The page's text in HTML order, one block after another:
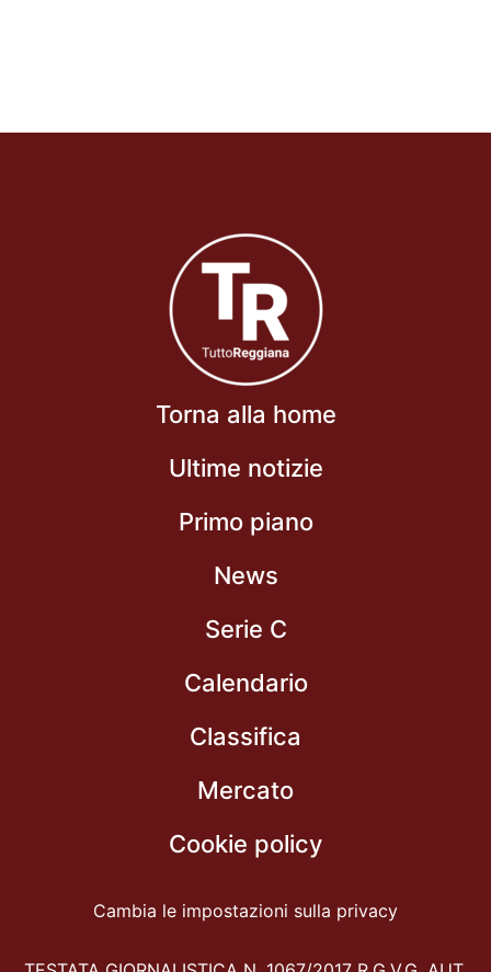
Torna alla home
Ultime notizie
Primo piano
News
Serie C
Calendario
Classifica
Mercato
Cookie policy
Cambia le impostazioni sulla privacy